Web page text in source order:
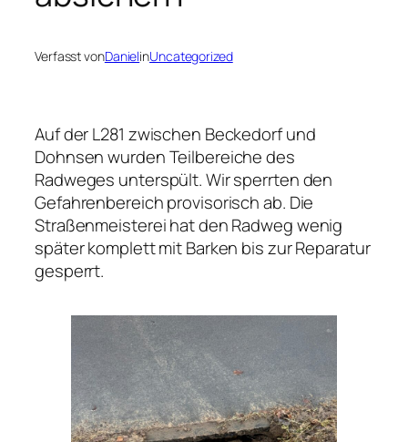
Verfasst vonDanielinUncategorized
Auf der L281 zwischen Beckedorf und
Dohnsen wurden Teilbereiche des
Radweges unterspült. Wir sperrten den
Gefahrenbereich provisorisch ab. Die
Straßenmeisterei hat den Radweg wenig
später komplett mit Barken bis zur Reparatur
gesperrt.